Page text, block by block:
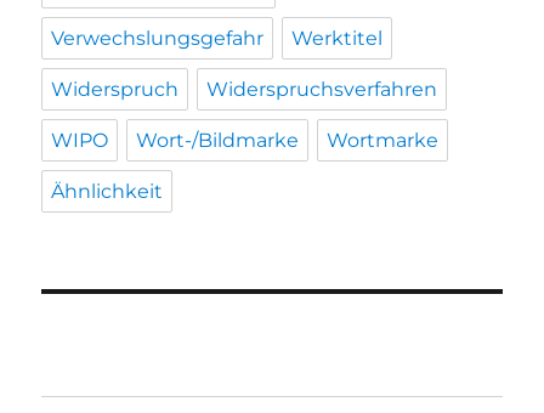
Verwechslungsgefahr Werktitel
Widerspruch Widerspruchsverfahren
WIPO Wort-/Bildmarke Wortmarke
Ähnlichkeit